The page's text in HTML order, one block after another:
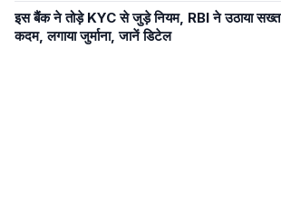
इस बैंक ने तोड़े KYC से जुड़े नियम, RBI ने उठाया सख्त
कदम, लगाया जुर्माना, जानें डिटेल